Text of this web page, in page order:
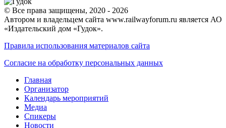
© Все права защищены, 2020 - 2026
Автором и владельцем сайта www.railwayforum.ru является АО
«Издательский дом «Гудок».
Правила использования материалов сайта
Согласие на обработку персональных данных
Главная
Организатор
Календарь мероприятий
Медиа
Спикеры
Новости